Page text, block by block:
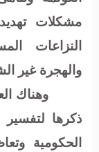
مشكلات
النزاعات
والهجرة غير
وهناك
ذكرها
الحكومية